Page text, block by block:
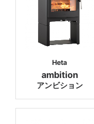
Heta
ambition
アンビション